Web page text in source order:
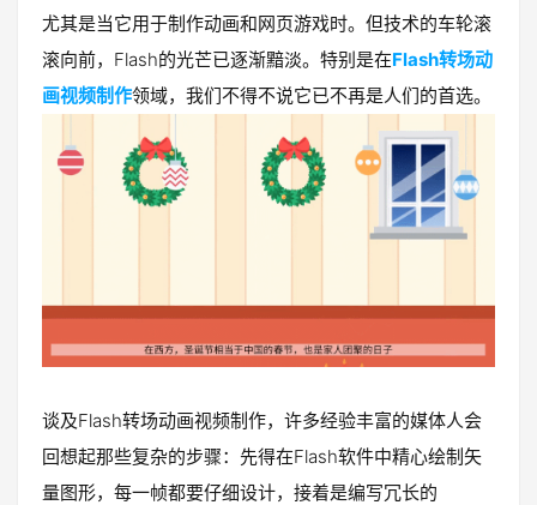
尤其是当它用于制作动画和网页游戏时。但技术的车轮滚
滚向前，Flash的光芒已逐渐黯淡。特别是在Flash转场动
画视频制作领域，我们不得不说它已不再是人们的首选。
谈及Flash转场动画视频制作，许多经验丰富的媒体人会
回想起那些复杂的步骤：先得在Flash软件中精心绘制矢
量图形，每一帧都要仔细设计，接着是编写冗长的